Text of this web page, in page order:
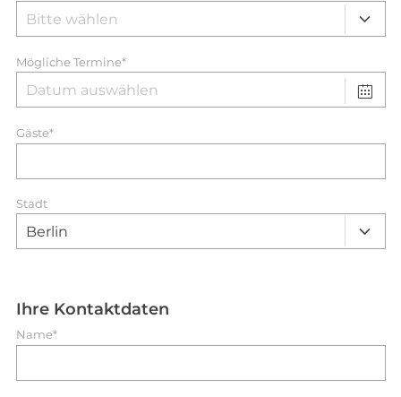
Mögliche Termine*
Gäste*
Stadt
Ihre Kontaktdaten
Name*